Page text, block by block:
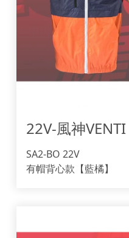
22V-風神VENTI
SA2-BO 22V
有帽背心款【藍橘】